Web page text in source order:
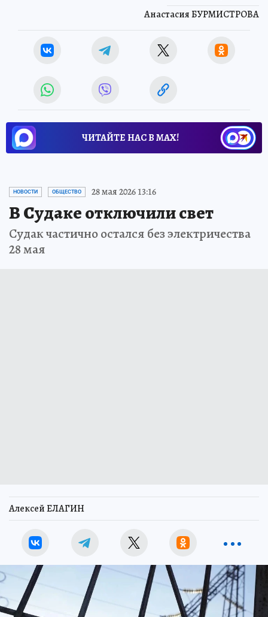
Анастасия БУРМИСТРОВА
ЧИТАЙТЕ НАС В МАХ!
НОВОСТИ ОБЩЕСТВО 28 мая 2026 13:16
В Судаке отключили свет
Судак частично остался без электричества
28 мая
Алексей ЕЛАГИН